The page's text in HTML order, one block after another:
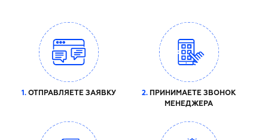
1. ОТПРАВЛЯЕТЕ ЗАЯВКУ 2. ПРИНИМАЕТЕ ЗВОНОК
МЕНЕДЖЕРА